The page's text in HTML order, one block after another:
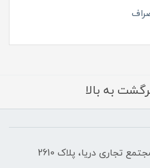
به بالا
تجاری دریا، پلاک 2610